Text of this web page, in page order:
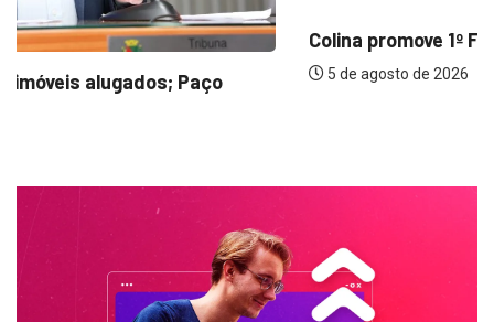
Colina promove 1º Fórum de Turismo para...
5 de agosto de 2026